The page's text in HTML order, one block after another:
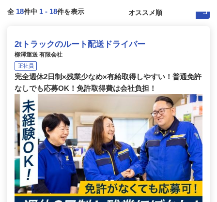
全 18件中 1 - 18件を表示
2tトラックのルート配送ドライバー
柳澤運送 有限会社
正社員
完全週休2日制×残業少なめ×有給取得しやすい！普通免許
なしでも応募OK！免許取得費は会社負担！